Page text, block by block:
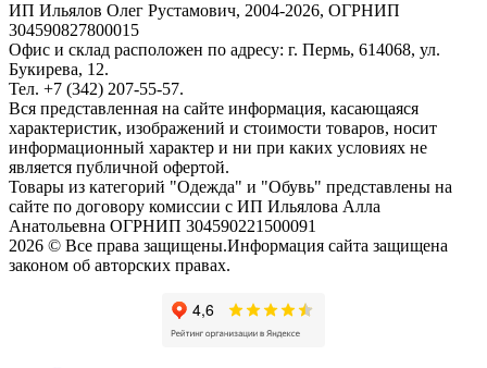
ИП Ильялов Олег Рустамович, 2004-2026, ОГРНИП
304590827800015
Офис и склад расположен по адресу: г. Пермь, 614068, ул.
Букирева, 12.
Тел. +7 (342) 207-55-57.
Вся представленная на сайте информация, касающаяся
характеристик, изображений и стоимости товаров, носит
информационный характер и ни при каких условиях не
является публичной офертой.
Товары из категорий "Одежда" и "Обувь" представлены на
сайте по договору комиссии с ИП Ильялова Алла
Анатольевна ОГРНИП 304590221500091
2026 © Все права защищены.Информация сайта защищена
законом об авторских правах.